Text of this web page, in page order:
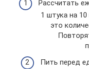
Рассчитать
1 штука на
это
Пить перед